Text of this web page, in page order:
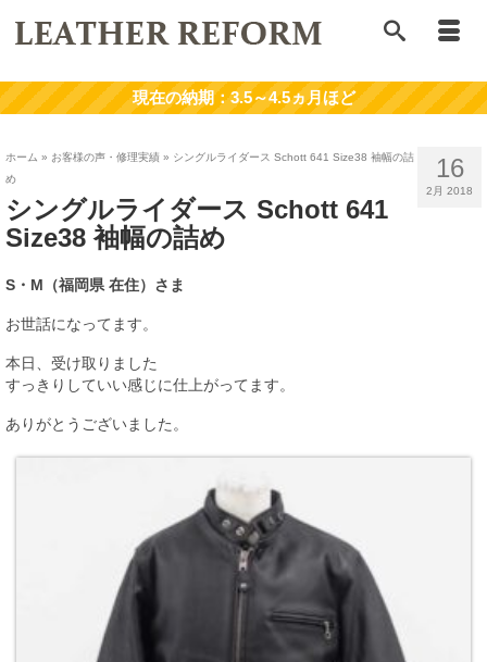
16
2月 2018
ホーム » お客様の声・修理実績 » シングルライダース Schott 641 Size38 袖幅の詰
め
シングルライダース Schott 641
Size38 袖幅の詰め
S・M（福岡県 在住）さま
お世話になってます。
本日、受け取りました
すっきりしていい感じに仕上がってます。
ありがとうございました。